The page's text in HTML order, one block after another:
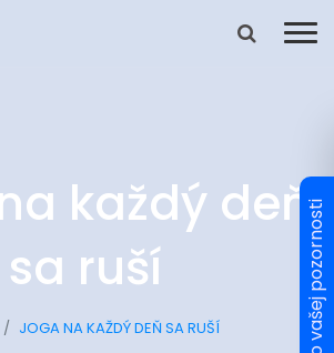
každý deň
sa ruší
JOGA NA KAŽDÝ DEŇ SA RUŠÍ